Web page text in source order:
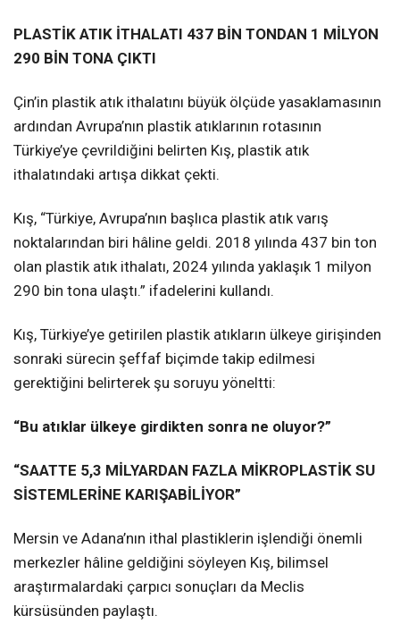
PLASTİK ATIK İTHALATI 437 BİN TONDAN 1 MİLYON
290 BİN TONA ÇIKTI
Çin’in plastik atık ithalatını büyük ölçüde yasaklamasının
ardından Avrupa’nın plastik atıklarının rotasının
Türkiye’ye çevrildiğini belirten Kış, plastik atık
ithalatındaki artışa dikkat çekti.
Kış, “Türkiye, Avrupa’nın başlıca plastik atık varış
noktalarından biri hâline geldi. 2018 yılında 437 bin ton
olan plastik atık ithalatı, 2024 yılında yaklaşık 1 milyon
290 bin tona ulaştı.” ifadelerini kullandı.
Kış, Türkiye’ye getirilen plastik atıkların ülkeye girişinden
sonraki sürecin şeffaf biçimde takip edilmesi
gerektiğini belirterek şu soruyu yöneltti:
“Bu atıklar ülkeye girdikten sonra ne oluyor?”
“SAATTE 5,3 MİLYARDAN FAZLA MİKROPLASTİK SU
SİSTEMLERİNE KARIŞABİLİYOR”
Mersin ve Adana’nın ithal plastiklerin işlendiği önemli
merkezler hâline geldiğini söyleyen Kış, bilimsel
araştırmalardaki çarpıcı sonuçları da Meclis
kürsüsünden paylaştı.